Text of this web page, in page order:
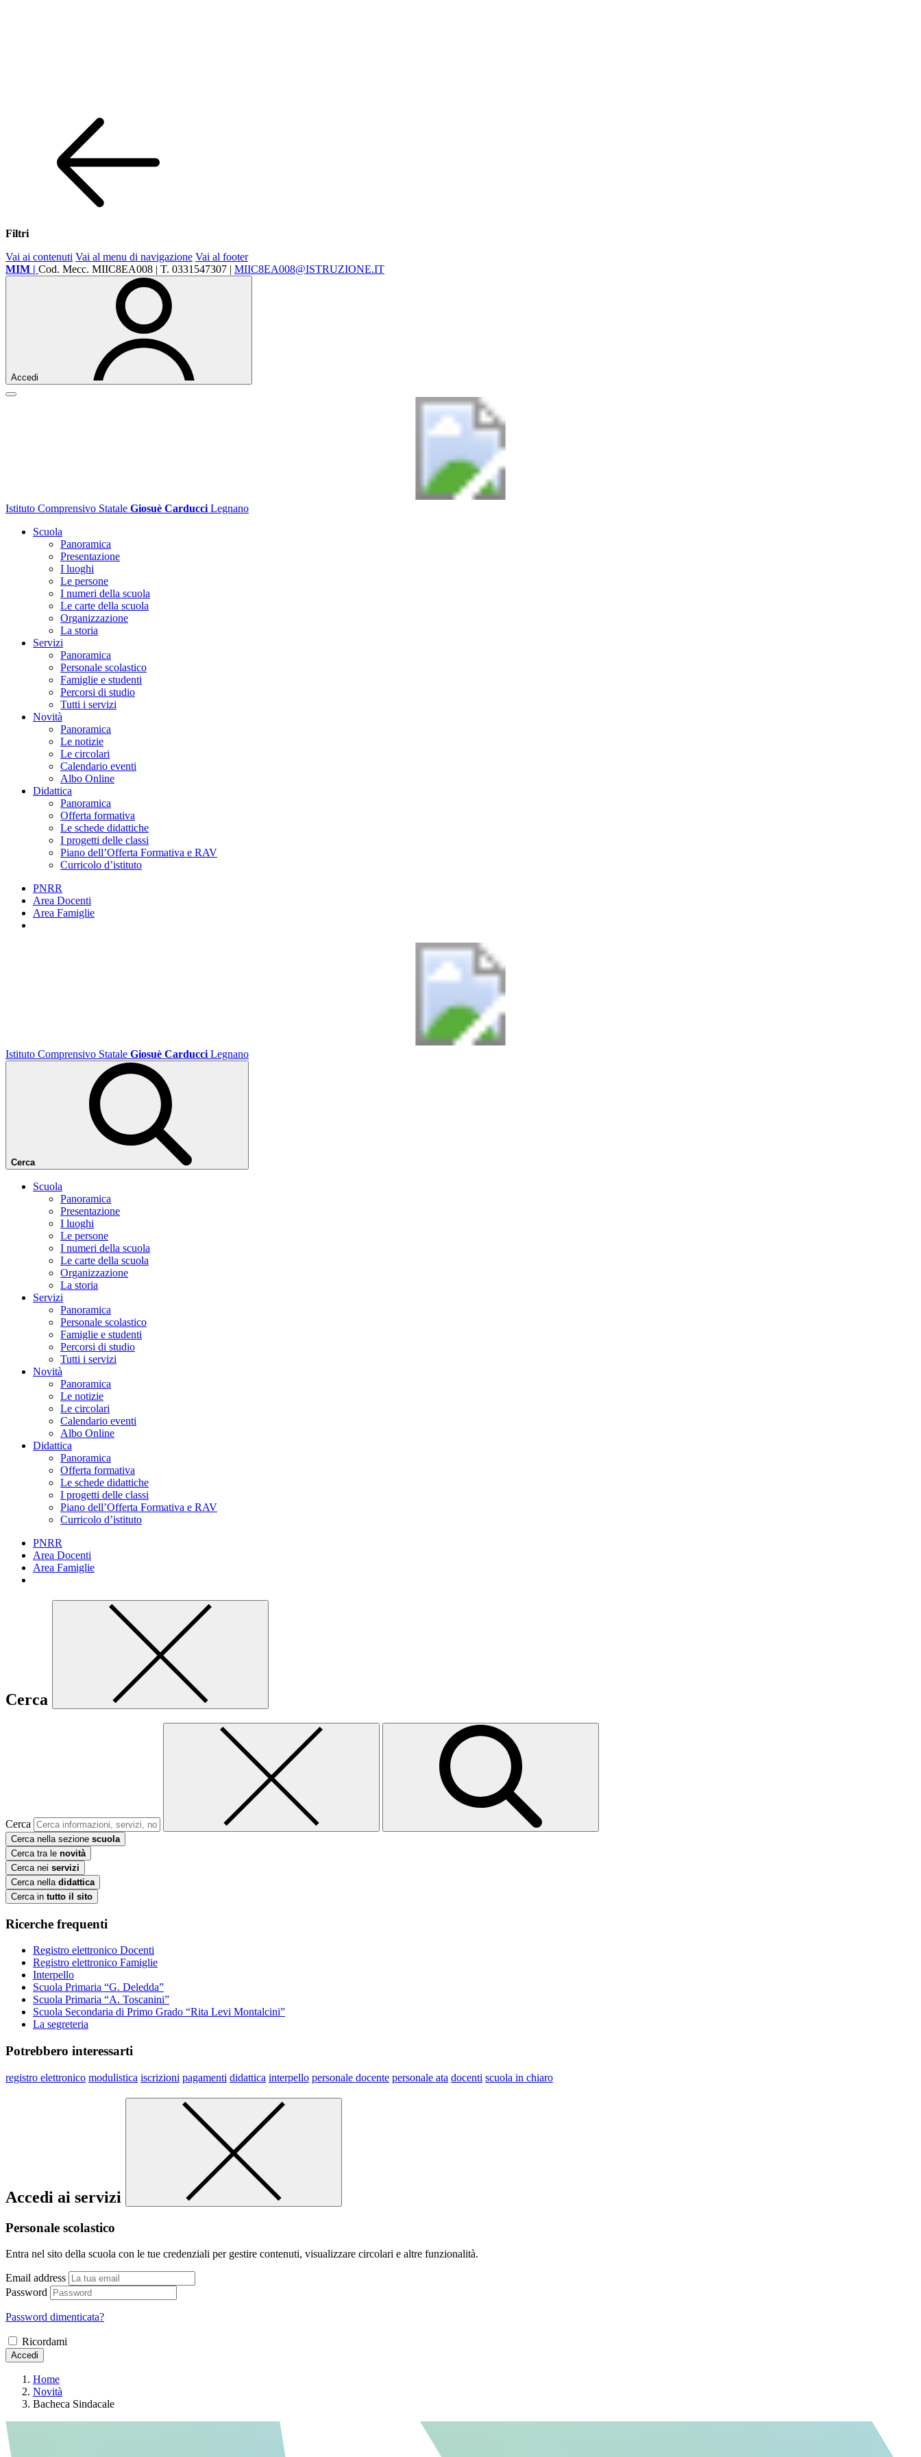
Filtri
Vai ai contenuti Vai al menu di navigazione Vai al footer
MIM | Cod. Mecc. MIIC8EA008 | T. 0331547307 | MIIC8EA008@ISTRUZIONE.IT
Accedi
Istituto Comprensivo Statale Giosuè Carducci Legnano
Scuola
Panoramica
Presentazione
I luoghi
Le persone
I numeri della scuola
Le carte della scuola
Organizzazione
La storia
Servizi
Panoramica
Personale scolastico
Famiglie e studenti
Percorsi di studio
Tutti i servizi
Novità
Panoramica
Le notizie
Le circolari
Calendario eventi
Albo Online
Didattica
Panoramica
Offerta formativa
Le schede didattiche
I progetti delle classi
Piano dell’Offerta Formativa e RAV
Curricolo d’istituto
PNRR
Area Docenti
Area Famiglie
Istituto Comprensivo Statale Giosuè Carducci Legnano
Cerca
Scuola
Panoramica
Presentazione
I luoghi
Le persone
I numeri della scuola
Le carte della scuola
Organizzazione
La storia
Servizi
Panoramica
Personale scolastico
Famiglie e studenti
Percorsi di studio
Tutti i servizi
Novità
Panoramica
Le notizie
Le circolari
Calendario eventi
Albo Online
Didattica
Panoramica
Offerta formativa
Le schede didattiche
I progetti delle classi
Piano dell’Offerta Formativa e RAV
Curricolo d’istituto
PNRR
Area Docenti
Area Famiglie
Cerca
Cerca
Cerca nella sezione scuola
Cerca tra le novità
Cerca nei servizi
Cerca nella didattica
Cerca in tutto il sito
Ricerche frequenti
Registro elettronico Docenti
Registro elettronico Famiglie
Interpello
Scuola Primaria “G. Deledda”
Scuola Primaria “A. Toscanini”
Scuola Secondaria di Primo Grado “Rita Levi Montalcini”
La segreteria
Potrebbero interessarti
registro elettronico modulistica iscrizioni pagamenti didattica interpello personale docente personale ata docenti scuola in chiaro
Accedi ai servizi
Personale scolastico
Entra nel sito della scuola con le tue credenziali per gestire contenuti, visualizzare circolari e altre funzionalità.
Email address
Password
Password dimenticata?
Ricordami
Accedi
Home
Novità
Bacheca Sindacale